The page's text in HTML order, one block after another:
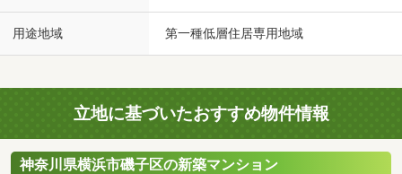
用途地域 第一種低層住居専用地域
立地に基づいたおすすめ物件情報
神奈川県横浜市磯子区の新築マンション